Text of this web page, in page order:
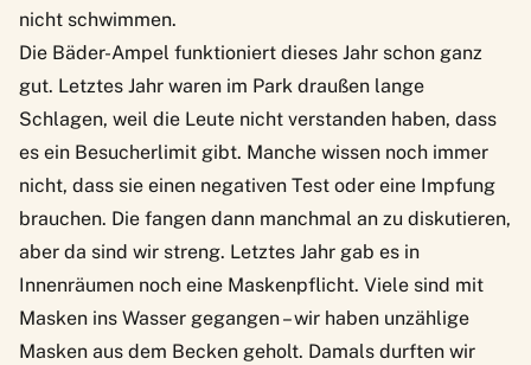
nicht schwimmen.
Die Bäder-Ampel funktioniert dieses Jahr schon ganz
gut. Letztes Jahr waren im Park draußen lange
Schlagen, weil die Leute nicht verstanden haben, dass
es ein Besucherlimit gibt. Manche wissen noch immer
nicht, dass sie einen negativen Test oder eine Impfung
brauchen. Die fangen dann manchmal an zu diskutieren,
aber da sind wir streng. Letztes Jahr gab es in
Innenräumen noch eine Maskenpflicht. Viele sind mit
Masken ins Wasser gegangen – wir haben unzählige
Masken aus dem Becken geholt. Damals durften wir